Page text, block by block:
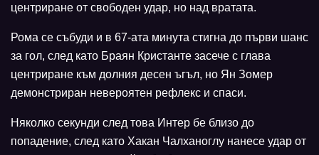
центриране от свободен удар, но над вратата.
Рома се събуди и в 67-ата минута стигна до първи шанс
за гол, след като Браян Кристанте засече с глава
центриране към долния десен ъгъл, но Ян Зомер
демонстриран невероятен рефлекс и спаси.
Няколко секунди след това Интер бе близо до
попадение, след като Хакан Чалханоглу нанесе удар от